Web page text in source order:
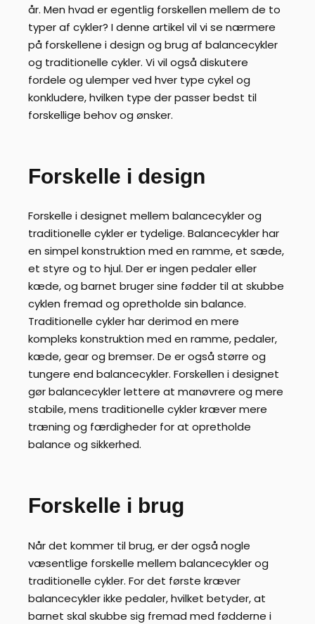
år. Men hvad er egentlig forskellen mellem de to
typer af cykler? I denne artikel vil vi se nærmere
på forskellene i design og brug af balancecykler
og traditionelle cykler. Vi vil også diskutere
fordele og ulemper ved hver type cykel og
konkludere, hvilken type der passer bedst til
forskellige behov og ønsker.
Forskelle i design
Forskelle i designet mellem balancecykler og
traditionelle cykler er tydelige. Balancecykler har
en simpel konstruktion med en ramme, et sæde,
et styre og to hjul. Der er ingen pedaler eller
kæde, og barnet bruger sine fødder til at skubbe
cyklen fremad og opretholde sin balance.
Traditionelle cykler har derimod en mere
kompleks konstruktion med en ramme, pedaler,
kæde, gear og bremser. De er også større og
tungere end balancecykler. Forskellen i designet
gør balancecykler lettere at manøvrere og mere
stabile, mens traditionelle cykler kræver mere
træning og færdigheder for at opretholde
balance og sikkerhed.
Forskelle i brug
Når det kommer til brug, er der også nogle
væsentlige forskelle mellem balancecykler og
traditionelle cykler. For det første kræver
balancecykler ikke pedaler, hvilket betyder, at
barnet skal skubbe sig fremad med fødderne i